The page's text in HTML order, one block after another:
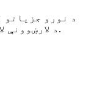
د نورو جزیاتو
د لارښوونې لارښود ته مراجعه وکړئ.